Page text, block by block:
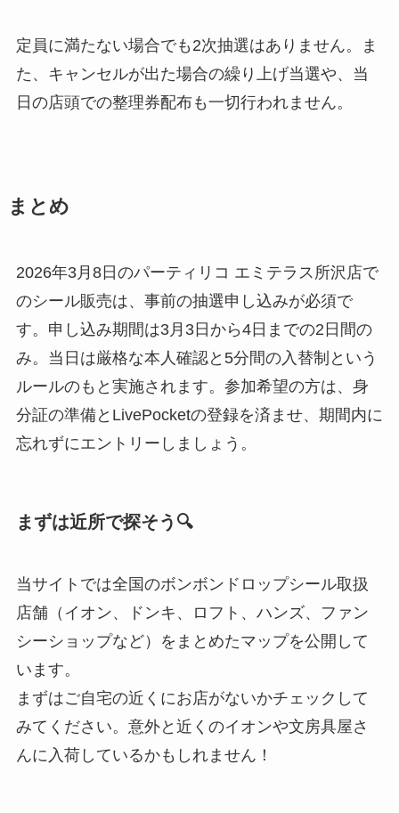
定員に満たない場合でも2次抽選はありません。ま
た、キャンセルが出た場合の繰り上げ当選や、当
日の店頭での整理券配布も一切行われません。
まとめ
2026年3月8日のパーティリコ エミテラス所沢店で
のシール販売は、事前の抽選申し込みが必須で
す。申し込み期間は3月3日から4日までの2日間の
み。当日は厳格な本人確認と5分間の入替制という
ルールのもと実施されます。参加希望の方は、身
分証の準備とLivePocketの登録を済ませ、期間内に
忘れずにエントリーしましょう。
まずは近所で探そう🔍
当サイトでは全国のボンボンドロップシール取扱
店舗（イオン、ドンキ、ロフト、ハンズ、ファン
シーショップなど）をまとめたマップを公開して
います。
まずはご自宅の近くにお店がないかチェックして
みてください。意外と近くのイオンや文房具屋さ
んに入荷しているかもしれません！